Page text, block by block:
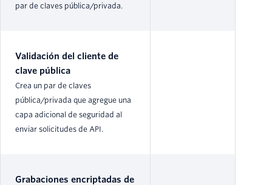
par de claves pública/privada.
Validación del cliente de
clave pública
Crea un par de claves
pública/privada que agregue una
capa adicional de seguridad al
enviar solicitudes de API.
Grabaciones encriptadas de